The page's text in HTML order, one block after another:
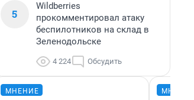
5
Wildberries
прокомментировал атаку
беспилотников на склад в
Зеленодольске
4 224 Обсудить
МНЕНИЕ